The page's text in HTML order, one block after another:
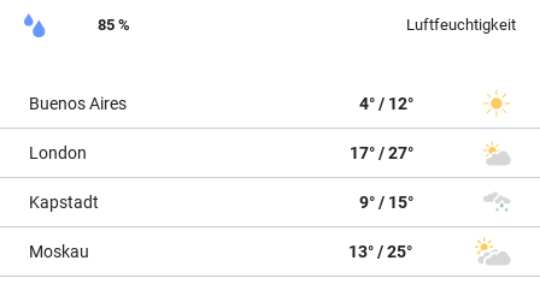
85 % Luftfeuchtigkeit
Buenos Aires 4° / 12°
London 17° / 27°
Kapstadt 9° / 15°
Moskau 13° / 25°